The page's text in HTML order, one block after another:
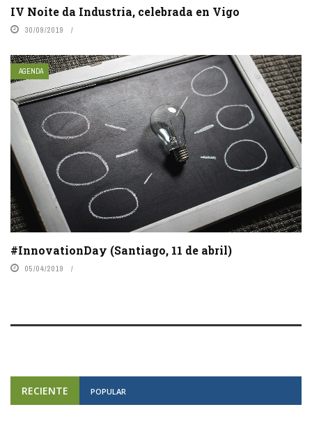
IV Noite da Industria, celebrada en Vigo
30/09/2019
AGENDA
#InnovationDay (Santiago, 11 de abril)
05/04/2019
RECIENTE POPULAR